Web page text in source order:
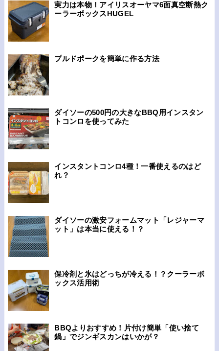
実力は本物！アイリスオーヤマ6面真空断熱ク
ーラーボックスHUGEL
プルドポークを簡単に作る方法
ダイソーの500円の大きなBBQ用インスタン
トコンロを使ってみた
インスタントコンロ4種！一番使えるのはど
れ？
ダイソーの激安フォームマット「レジャーマ
ット」は本当に使える！？
保冷剤と氷はどっちが冷える！？クーラーボ
ックス活用術
BBQよりおすすめ！片付け簡単「使い捨て
鍋」でジンギスカンはいかが？